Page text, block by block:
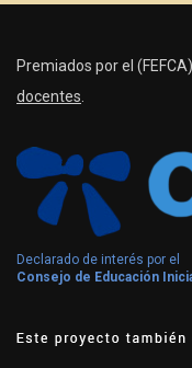
Premiados por el (FEFCA)
docentes
Declarado de interés por el
Consejo de Educación